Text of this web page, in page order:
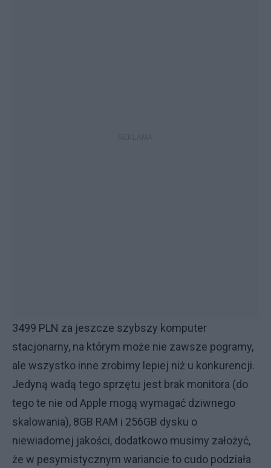
3499 PLN za jeszcze szybszy komputer
stacjonarny, na którym może nie zawsze pogramy,
ale wszystko inne zrobimy lepiej niż u konkurencji.
Jedyną wadą tego sprzętu jest brak monitora (do
tego te nie od Apple mogą wymagać dziwnego
skalowania), 8GB RAM i 256GB dysku o
niewiadomej jakości, dodatkowo musimy założyć,
że w pesymistycznym wariancie to cudo podziała